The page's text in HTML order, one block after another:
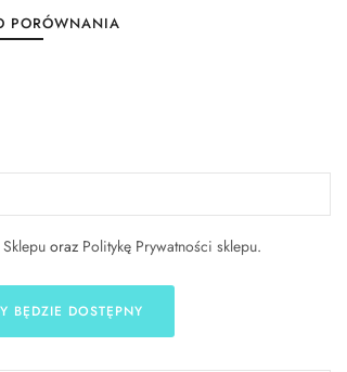
PORÓWNANIA
oraz Politykę Prywatności sklepu.
BĘDZIE DOSTĘPNY